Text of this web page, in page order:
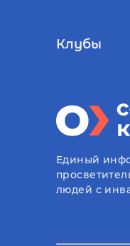
Клубы
Единый
людей с